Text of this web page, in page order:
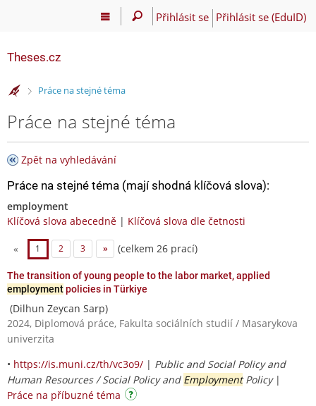
Přihlásit se Přihlásit se (EduID)
Theses.cz
>Práce na stejné téma
Práce na stejné téma
Zpět na vyhledávání
Práce na stejné téma (mají shodná klíčová slova):
employment
Klíčová slova abecedně | Klíčová slova dle četnosti
« 1 2 3 » (celkem 26 prací)
The transition of young people to the labor market, applied
employmentpolicies in Türkiye
(Dilhun Zeycan Sarp)
2024, Diplomová práce, Fakulta sociálních studií / Masarykova
univerzita
• https://is.muni.cz/th/vc3o9/ | Public and Social Policy and
Human Resources / Social Policy and EmploymentPolicy|
Práce na příbuzné téma